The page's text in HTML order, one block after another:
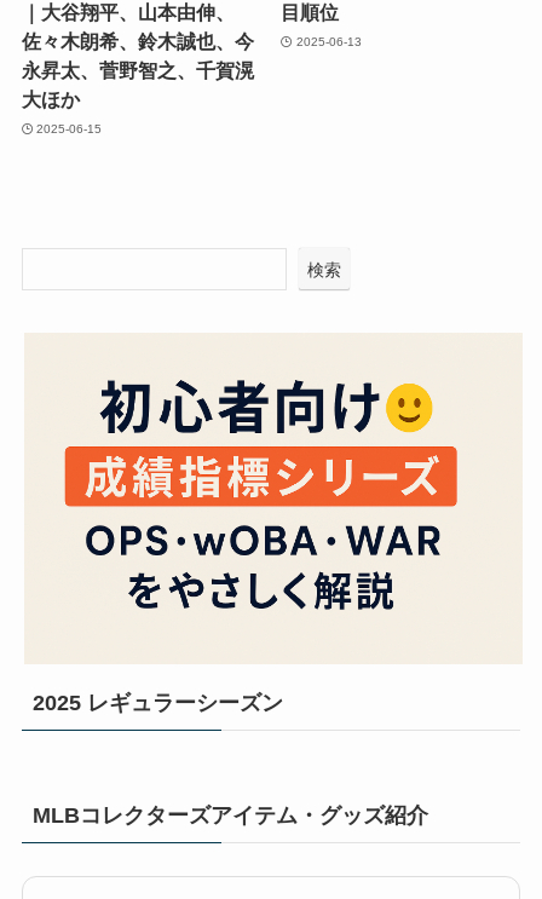
｜大谷翔平、山本由伸、
佐々木朗希、鈴木誠也、今
永昇太、菅野智之、千賀滉
大ほか
2025-06-15
目順位
2025-06-13
検索
2025 レギュラーシーズン
MLBコレクターズアイテム・グッズ紹介